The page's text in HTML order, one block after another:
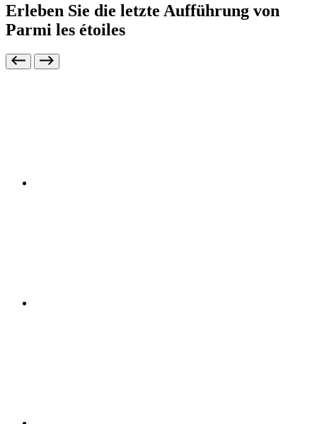
Erleben Sie die letzte Aufführung von
Parmi les étoiles